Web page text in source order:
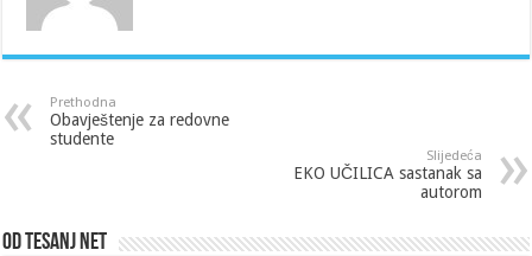
Prethodna
Obavještenje za redovne
studente
Slijedeća
EKO UČILICA sastanak sa
autorom
Od Tesanj Net